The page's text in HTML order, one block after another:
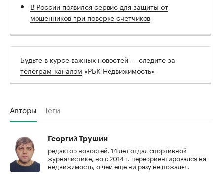
В России появился сервис для защиты от
мошенников при поверке счетчиков
Будьте в курсе важных новостей — следите за
телеграм-каналом «РБК-Недвижимость»
Авторы Теги
Георгий Трушин
редактор новостей. 14 лет отдал спортивной
журналистике, но с 2014 г. переориентировался на
недвижимость, о чем еще ни разу не пожалел.